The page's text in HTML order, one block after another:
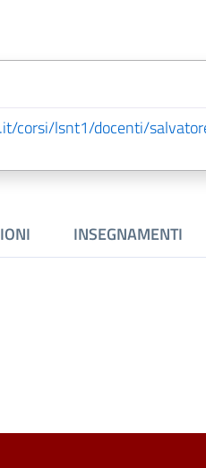
corsi/lsnt1/docenti/
INSEGNAMENTI